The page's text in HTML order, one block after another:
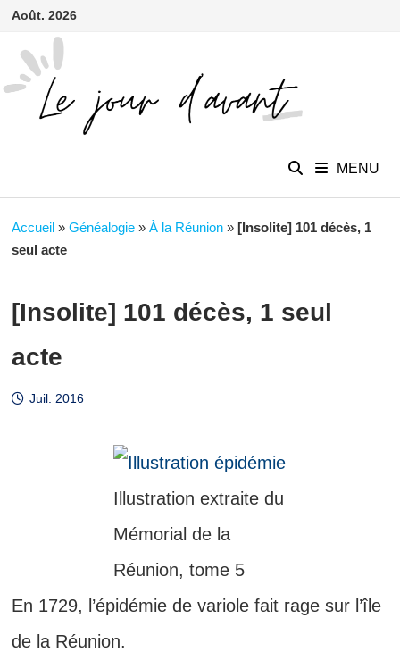
Passer
contenu
Août. 2026
MENU
Accueil» Généalogie» À la Réunion» [Insolite] 101 décès, 1
seul acte
[Insolite] 101 décès, 1 seul
acte
Juil. 2016
Illustration extraite du
Mémorial de la
Réunion, tome 5
En 1729, l’épidémie de variole fait rage sur l’île
de la Réunion.